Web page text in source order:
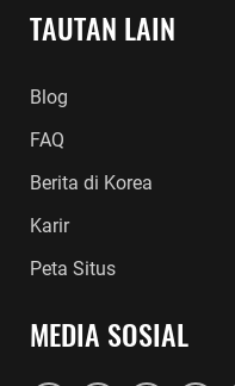
TAUTAN LAIN
Blog
FAQ
Berita di Korea
Karir
Peta Situs
MEDIA SOSIAL